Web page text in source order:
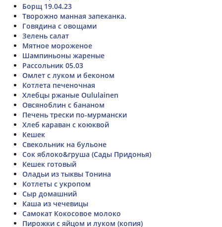
Борщ 19.04.23
Творожно манная запеканка.
Говядина с овощами
Зелень салат
Мятное мороженое
Шампиньоны жареные
Рассольник 05.03
Омлет с луком и беконом
Котлета печеночная
Хлебцы ржаные Oululainen
Овсяноблин с бананом
Печень трески по-мурмански
Хлеб караван с коюквой
Кешек
Свекольник на бульоне
Сок яблоко&груша (Сады Придонья)
Кешек готовый
Оладьи из тыквы Тонина
Котлеты с укропом
Сыр домашний
Каша из чечевицы
Самокат Кокосовое молоко
Пирожки с яйцом и луком (копия)